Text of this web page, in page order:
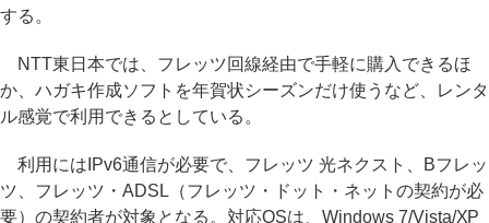
する。
NTT東日本では、フレッツ回線経由で手軽に購入できるほ
か、ハガキ作成ソフトを年賀状シーズンだけ使うなど、レンタ
ル感覚で利用できるとしている。
利用にはIPv6通信が必要で、フレッツ 光ネクスト、Bフレッ
ツ、フレッツ・ADSL（フレッツ・ドット・ネットの契約が必
要）の契約者が対象となる。対応OSは、Windows 7/Vista/XP